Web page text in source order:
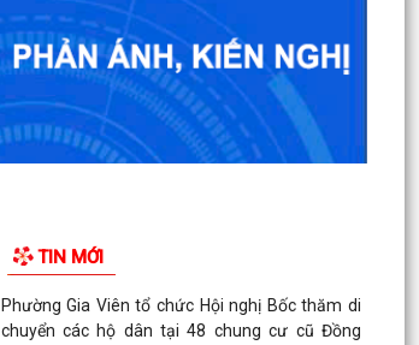
TIN MỚI
Phường Gia Viên tổ chức Hội nghị Bốc thăm di
chuyển các hộ dân tại 48 chung cư cũ Đồng